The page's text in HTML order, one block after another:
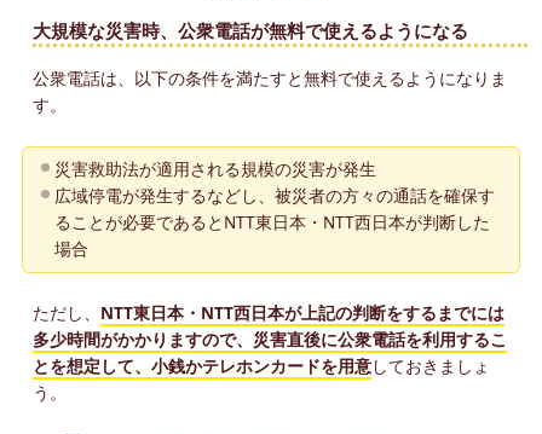
大規模な災害時、公衆電話が無料で使えるようになる
公衆電話は、以下の条件を満たすと無料で使えるようになりま
す。
災害救助法が適用される規模の災害が発生
広域停電が発生するなどし、被災者の方々の通話を確保す
ることが必要であるとNTT東日本・NTT西日本が判断した
場合
ただし、 NTT東日本・NTT西日本が上記の判断をするまでには
多少時間がかかりますので、災害直後に公衆電話を利用するこ
とを想定して、小銭かテレホンカードを用意しておきましょ
う。